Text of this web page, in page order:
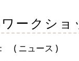
ークショ
( ニュース )